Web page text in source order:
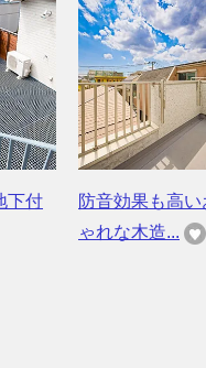
下付
防音効果も高い
ゃれな木造...